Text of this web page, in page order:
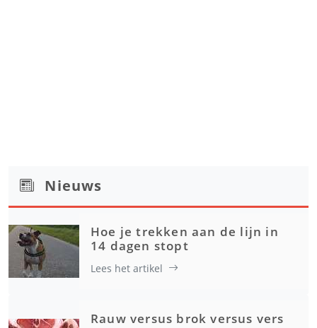
Nieuws
Hoe je trekken aan de lijn in
14 dagen stopt
Lees het artikel
Rauw versus brok versus vers